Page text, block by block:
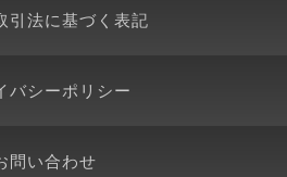
引法に基づく表記
バシーポリシー
問い合わせ